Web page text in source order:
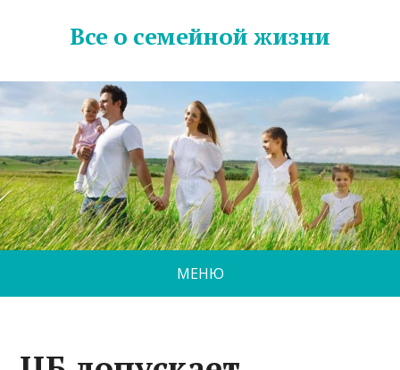
Все о семейной жизни
МЕНЮ